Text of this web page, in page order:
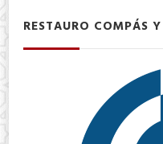
RESTAURO COMPÁS